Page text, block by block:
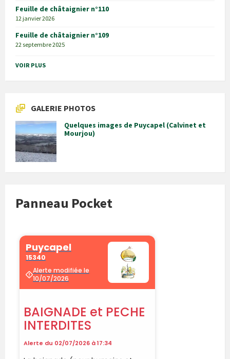
Feuille de châtaignier n°110
12 janvier 2026
Feuille de châtaignier n°109
22 septembre 2025
VOIR PLUS
GALERIE PHOTOS
Quelques images de Puycapel (Calvinet et
Mourjou)
Panneau Pocket